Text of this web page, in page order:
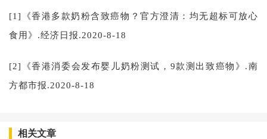
[1]《香港多款奶粉含致癌物？官方澄清：均无超标可放心
食用》.经济日报.2020-8-18
[2]《香港消委会发布婴儿奶粉测试，9款测出致癌物》.南
方都市报.2020-8-18
相关文章